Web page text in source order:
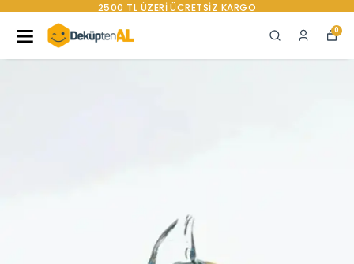
2500 TL ÜZERI ÜCRETSIZ KARGO
0